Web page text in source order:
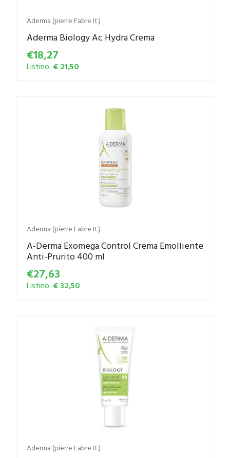
Aderma (pierre Fabre It.)
Aderma Biology Ac Hydra Crema
€18,27
Listino: € 21,50
Aderma (pierre Fabre It.)
A-Derma Exomega Control Crema Emolliente
Anti-Prurito 400 ml
€27,63
Listino: € 32,50
Aderma (pierre Fabre It.)